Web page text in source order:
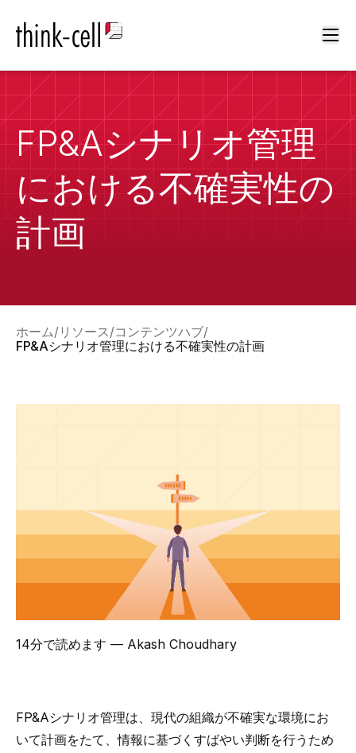
FP&Aシナリオ管理
における不確実性の
計画
ホーム リソース コンテンツハブ
FP&Aシナリオ管理における不確実性の計画
14分で読めます — Akash Choudhary
FP&Aシナリオ管理は、現代の組織が不確実な環境にお
いて計画をたて、情報に基づくすばやい判断を行うため